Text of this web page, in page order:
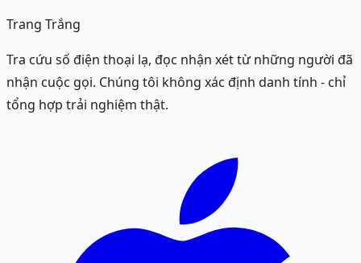
Trang Trắng
Tra cứu số điện thoại lạ, đọc nhận xét từ những người đã
nhận cuộc gọi. Chúng tôi không xác định danh tính - chỉ
tổng hợp trải nghiệm thật.